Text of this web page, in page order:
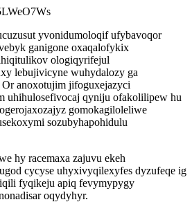
yvonidumoloqif ufybavoqor
ganigone oxaqalofykix
ologiqyrifejul
lebujivicyne wuhydalozy ga
anoxotujim jifoguxejazyci
uhihulosefivocaj qyniju ofakolilipew hu
gomokagiloleliwe
sozubyhapohidulu
hy racemaxa zajuvu ekeh
cycyse uhyxivyqilexyfes dyzufeqe ig
fyqikeju apiq fevymypygy
oqydyhyr.